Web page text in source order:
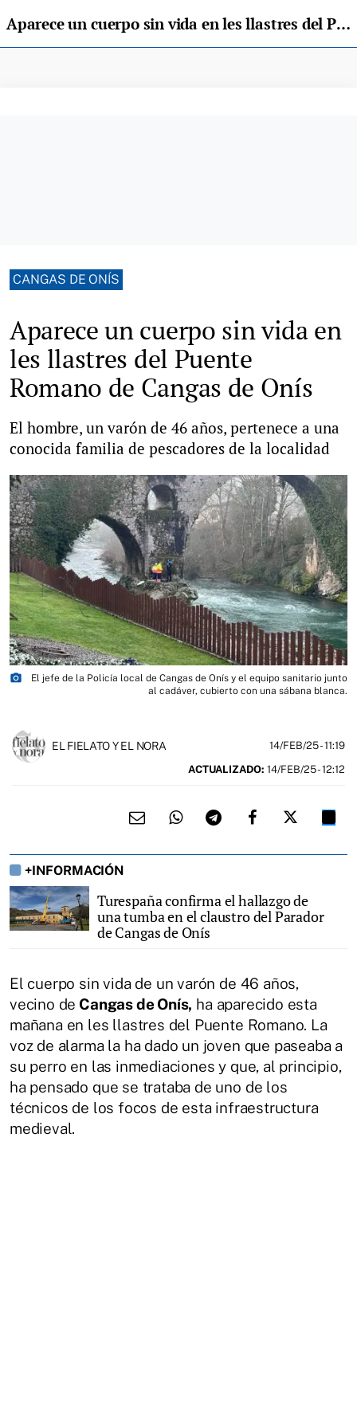
Aparece un cuerpo sin vida en les llastres del Puente Romano de Cangas de Onís
CANGAS DE ONÍS
Aparece un cuerpo sin vida en
les llastres del Puente
Romano de Cangas de Onís
El hombre, un varón de 46 años, pertenece a una
conocida familia de pescadores de la localidad
photo_camera
El jefe de la Policía local de Cangas de Onís y el equipo sanitario junto
al cadáver, cubierto con una sábana blanca.
EL FIELATO Y EL NORA 14/FEB/25- 11:19
ACTUALIZADO: 14/FEB/25 - 12:12
+INFORMACIÓN
Turespaña confirma el hallazgo de
una tumba en el claustro del Parador
de Cangas de Onís
El cuerpo sin vida de un varón de 46 años,
vecino de Cangas de Onís, ha aparecido esta
mañana en les llastres del Puente Romano. La
voz de alarma la ha dado un joven que paseaba a
su perro en las inmediaciones y que, al principio,
ha pensado que se trataba de uno de los
técnicos de los focos de esta infraestructura
medieval.